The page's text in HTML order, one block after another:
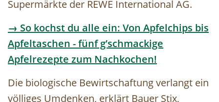
Supermärkte der REWE International AG.
→ So kochst du alle ein: Von Apfelchips bis
Apfeltaschen - fünf g’schmackige
Apfelrezepte zum Nachkochen!
Die biologische Bewirtschaftung verlangt ein
völliges Umdenken, erklärt Bauer Stix,